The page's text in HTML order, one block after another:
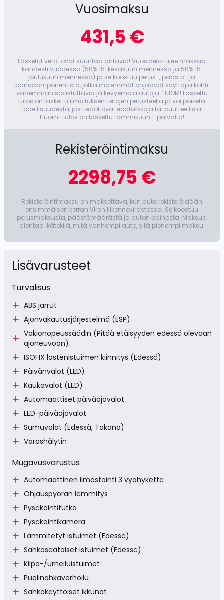
Vuosimaksu
431,5 €
Lasketut verot ovat suuntaa antavia! Vuosivero tulee maksaa
kahdesti vuodessa (50% 15. kesäkuun mennessä ja 50% 15.
joulukuun mennessä) ja se koostuu perus-, päästö- ja
painokomponentista, jotka molemmat ohjaavat käyttäjiä kohti
vähemmän saastuttavia ja kevyempiä autoja. HUOM! Laskettu
tulos on laskettu ilmoituksen tietojen perusteella ja voi poiketa
todellisuudesta, jos tiedot ovat epätarkkoja tai puutteellisia!
Huom! Tulos on laskettu tammikuun 1. päivältä!
Rekisteröintimaksu
2298,75 €
Rekisteröintimaksu on maksettava, kun auto rekisteröidään
ensimmäisen kerran Viron liikennevirastossa. Se koostuu
perusmaksusta, päästömäärästä ja auton painosta. Maksua
alentaa ikätekijä, mitä vanhempi auto, sitä pienempi maksu.
Lisävarusteet
Turvalisus
ABS jarrut
Ajonvakautusjärjestelmä (ESP)
Vakionopeussäädin (Pitää etäisyyden edessä olevaan
ajoneuvoon)
ISOFIX lastenistuimen kiinnitys (Edessä)
Päivänvalot (LED)
Kaukovalot (LED)
Automaattiset päiväajovalot
LED-päiväajovalot
Sumuvalot (Edessä, Takana)
Varashälytin
Mugavusvarustus
Automaattinen ilmastointi 3 vyöhykettä
Ohjauspyörän lämmitys
Pysäköintitutka
Pysäköintikamera
Lämmitetyt istuimet (Edessä)
Sähkösäätöiset istuimet (Edessä)
Kilpa-/urheiluistuimet
Puolinahkaverhoilu
Sähkökäyttöiset ikkunat